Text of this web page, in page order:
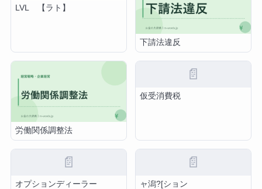
LVL 【ラト】
下請法違反
労働関係調整法
📄
仮受消費税
📄
オプションディーラー
📄
ャ潟?[ション